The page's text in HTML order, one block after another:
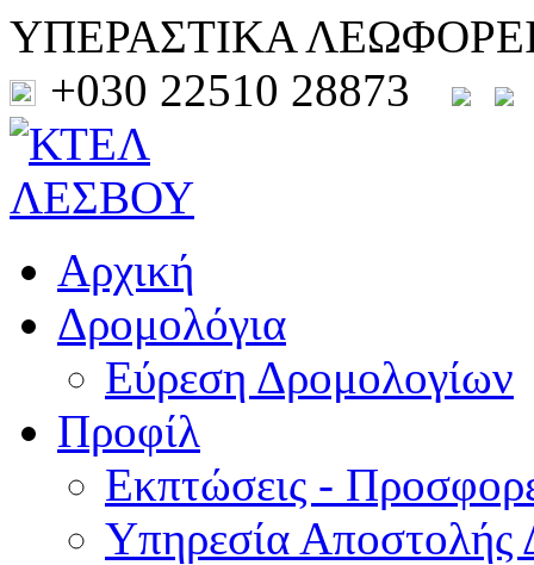
ΥΠΕΡΑΣΤΙΚΑ
+030 22510 28873
Αρχική
Δρομολόγια
Εύρεση Δρομολογίων
Προφίλ
Εκπτώσεις -
Υπηρεσία Αποστολής